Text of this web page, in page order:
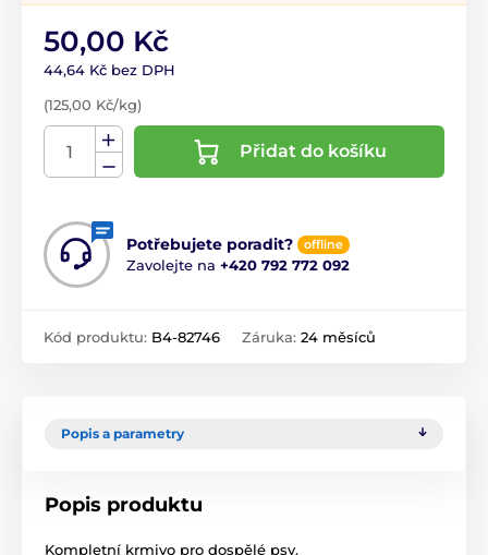
50,00 Kč
44,64 Kč bez DPH
(125,00 Kč/kg)
Přidat do košíku
Potřebujete poradit? offline
Zavolejte na +420 792 772 092
Kód produktu: B4-82746 Záruka: 24 měsíců
Popis a parametry
Popis produktu
Kompletní krmivo pro dospělé psy.